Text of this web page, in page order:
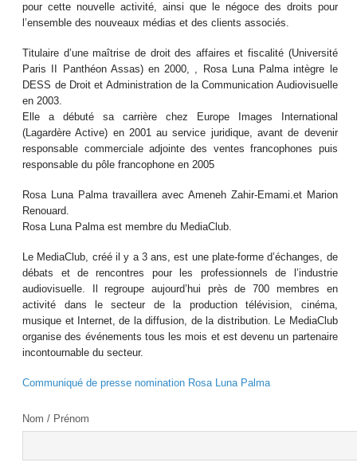
pour cette nouvelle activité, ainsi que le négoce des droits pour
l’ensemble des nouveaux médias et des clients associés.
Titulaire d’une maîtrise de droit des affaires et fiscalité (Université
Paris II Panthéon Assas) en 2000, , Rosa Luna Palma intègre le
DESS de Droit et Administration de la Communication Audiovisuelle
en 2003.
Elle a débuté sa carrière chez Europe Images International
(Lagardère Active) en 2001 au service juridique, avant de devenir
responsable commerciale adjointe des ventes francophones puis
responsable du pôle francophone en 2005
Rosa Luna Palma travaillera avec Ameneh Zahir-Emami.et Marion
Renouard.
Rosa Luna Palma est membre du MediaClub.
Le MediaClub, créé il y a 3 ans, est une plate-forme d’échanges, de
débats et de rencontres pour les professionnels de l’industrie
audiovisuelle. Il regroupe aujourd’hui près de 700 membres en
activité dans le secteur de la production télévision, cinéma,
musique et Internet, de la diffusion, de la distribution. Le MediaClub
organise des événements tous les mois et est devenu un partenaire
incontournable du secteur.
Communiqué de presse nomination Rosa Luna Palma
Nom / Prénom